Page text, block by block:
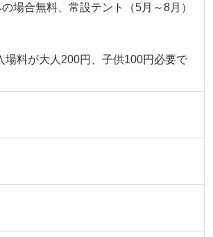
場合無料、常設テント（5月～8月）
料が大人200円、子供100円必要で